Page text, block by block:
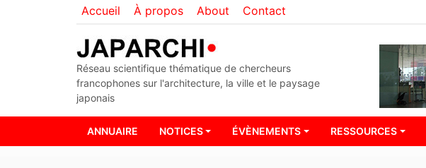
Accueil À propos About Contact
Réseau scientifique thématique de chercheurs
francophones sur l'architecture, la ville et le paysage
japonais
ANNUAIRE NOTICES ÉVÈNEMENTS RESSOURCES